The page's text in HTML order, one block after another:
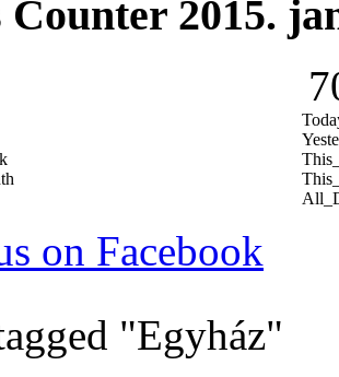
2015.
on Facebook
"Egyház"